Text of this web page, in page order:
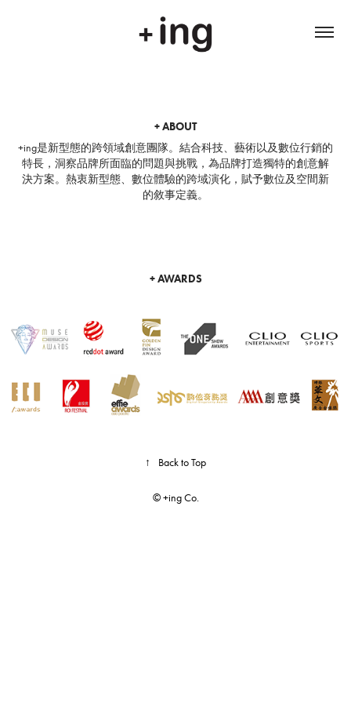
+ ABOUT
+ing是新型態的跨領域創意團隊。結合科技、藝術以及數位行銷的
特長，洞察品牌所面臨的問題與挑戰，為品牌打造獨特的創意解
決方案。 熱衷新型態、數位體驗的跨域演化，賦予數位及空間新
的敘事定義。
+ ​​​​​​​AWARDS
↑ Back to Top
© +ing Co.